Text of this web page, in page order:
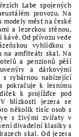
Labe spojených
provozu. Na
měst na české
a lezeckou stěnou,
Od přívozu vede
vyhlídkou s
na amfiteátr skal. Na
a penzionů pěší
a dárkovými
rybárnou nabízející
pokračuje k lesnímu
k projížďce pod
blízkosti jezera se
několik tisíc osob s
s živými zvířaty v
divadelní klasiky s
skal. Od jezera